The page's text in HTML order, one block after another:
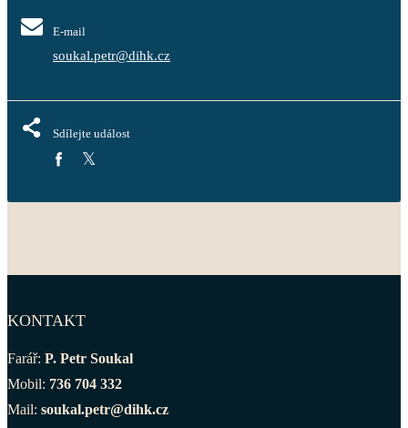
E-mail
soukal.petr@dihk.cz
Sdílejte událost
KONTAKT
Farář: P. Petr Soukal
Mobil: 736 704 332
Mail: soukal.petr@dihk.cz